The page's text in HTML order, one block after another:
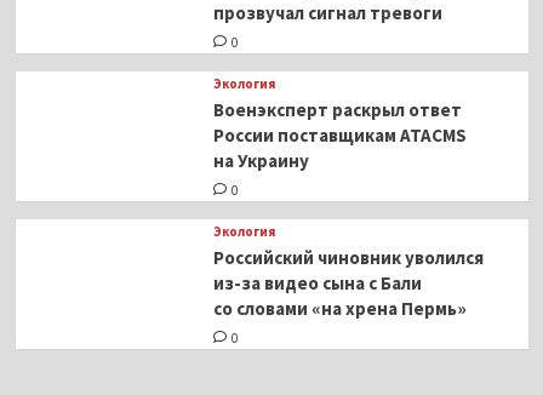
прозвучал сигнал тревоги
0
Экология
Военэксперт раскрыл ответ
России поставщикам ATACMS
на Украину
0
Экология
Российский чиновник уволился
из-за видео сына с Бали
со словами «на хрена Пермь»
0